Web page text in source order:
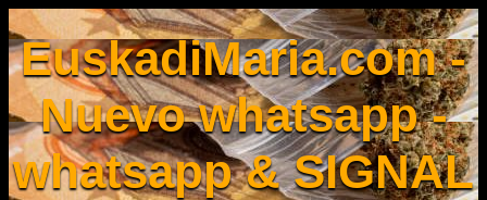
EuskadiMaria.com -
Nuevo whatsapp -
whatsapp & SIGNAL